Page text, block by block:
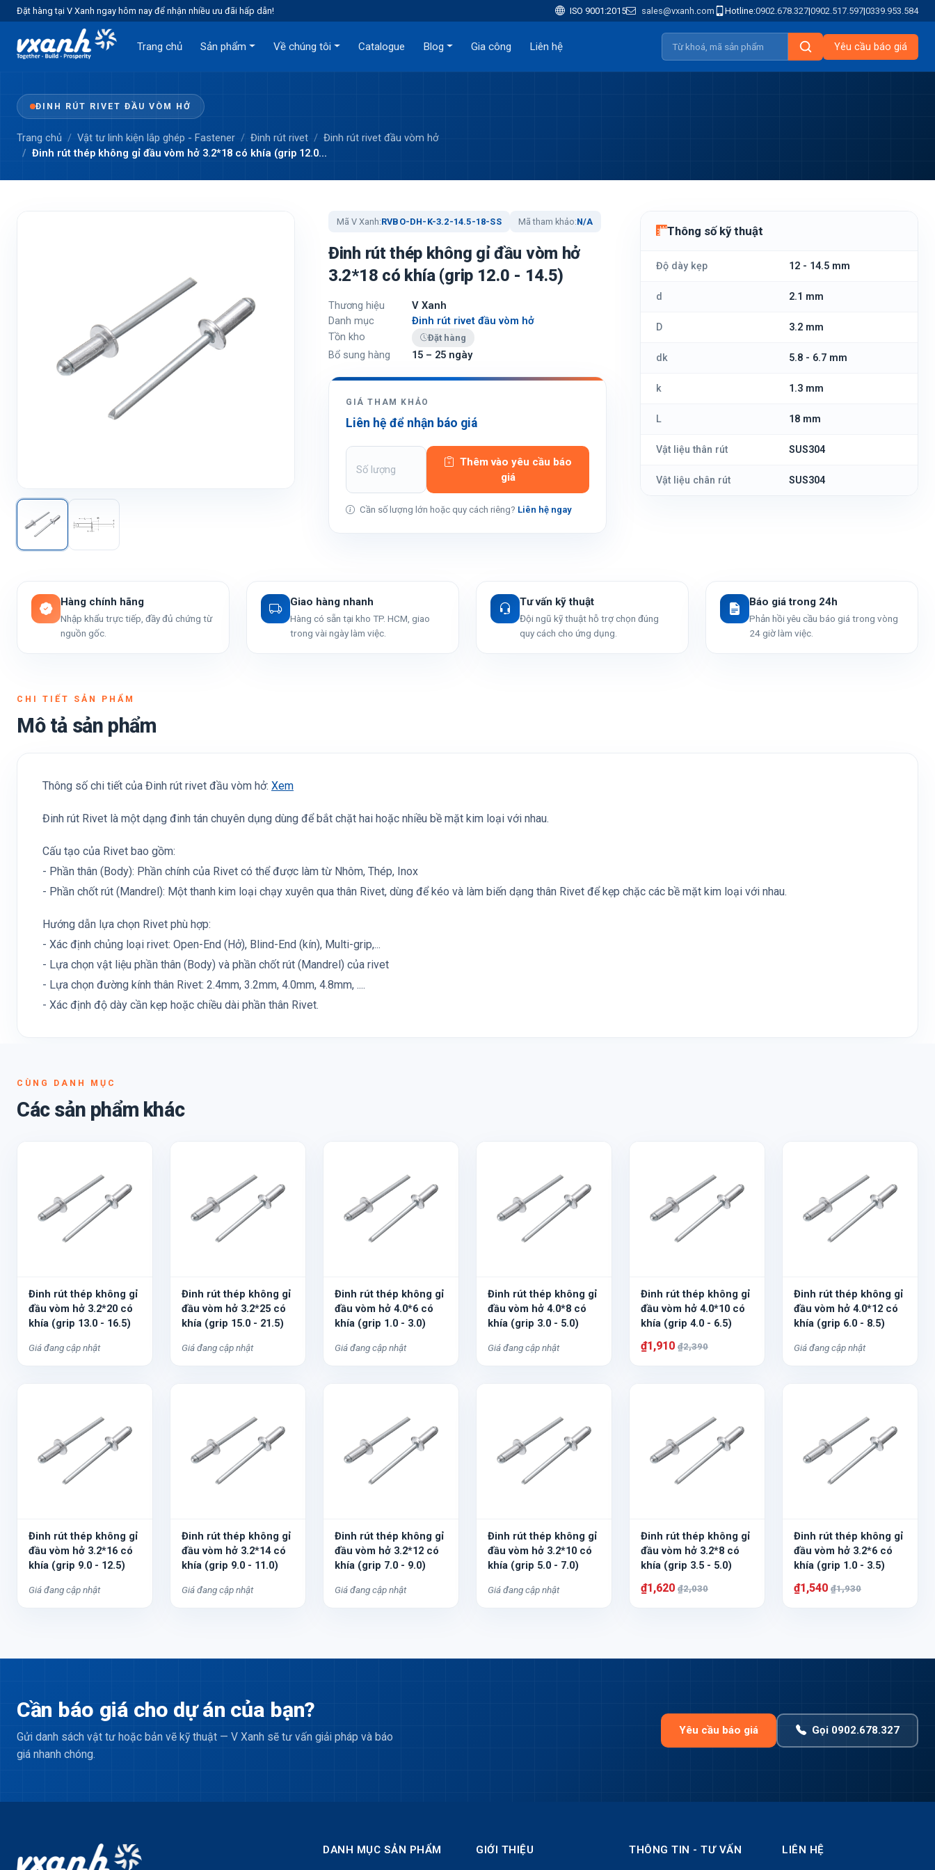
Đặt hàng tại V Xanh ngay hôm nay để nhận nhiều ưu đãi hấp dẫn! ISO 9001:2015 sales@vxanh.com Hotline:0902.678.327|0902.517.597|0339.953.584
Trang chủ Sản phẩm Về chúng tôi Catalogue Blog Gia công Liên hệ Yêu cầu báo giá
ĐINH RÚT RIVET ĐẦU VÒM HỞ
Trang chủ Vật tư linh kiện lắp ghép - Fastener Đinh rút rivet
Đinh rút rivet đầu vòm hở
Đinh rút thép không gỉ đầu vòm hở 3.2*18 có khía (grip 12.0...
Mã V Xanh:RVBO-DH-K-3.2-14.5-18-SS Mã tham khảo:N/A
Đinh rút thép không gỉ đầu vòm hở
3.2*18 có khía (grip 12.0 - 14.5)
Thương hiệu
V Xanh
Danh mục
Đinh rút rivet đầu vòm hở
Tồn kho
Đặt hàng
Bổ sung hàng 15 – 25 ngày
GIÁ THAM KHẢO
Liên hệ để nhận báo giá
Thêm vào yêu cầu báo
giá
Cần số lượng lớn hoặc quy cách riêng? Liên hệ ngay
Thông số kỹ thuật
Độ dày kẹp 12 - 14.5 mm
d 2.1 mm
D 3.2 mm
dk 5.8 - 6.7 mm
k 1.3 mm
L 18 mm
Vật liệu thân rút SUS304
Vật liệu chân rút SUS304
Hàng chính hãng
Nhập khẩu trực tiếp, đầy đủ chứng từ
nguồn gốc.
Giao hàng nhanh
Hàng có sẵn tại kho TP. HCM, giao
trong vài ngày làm việc.
Tư vấn kỹ thuật
Đội ngũ kỹ thuật hỗ trợ chọn đúng
quy cách cho ứng dụng.
Báo giá trong 24h
Phản hồi yêu cầu báo giá trong vòng
24 giờ làm việc.
CHI TIẾT SẢN PHẨM
Mô tả sản phẩm
Thông số chi tiết của Đinh rút rivet đầu vòm hở: Xem
Đinh rút Rivet là một dạng đinh tán chuyên dụng dùng để bắt chặt hai hoặc nhiều bề mặt kim loại với nhau.
Cấu tạo của Rivet bao gồm:
- Phần thân (Body): Phần chính của Rivet có thể được làm từ Nhôm, Thép, Inox
- Phần chốt rút (Mandrel): Một thanh kim loại chạy xuyên qua thân Rivet, dùng để kéo và làm biến dạng thân Rivet để kẹp chặc các bề mặt kim loại với nhau.
Hướng dẫn lựa chọn Rivet phù hợp:
- Xác định chủng loại rivet: Open-End (Hở), Blind-End (kín), Multi-grip,...
- Lựa chọn vật liệu phần thân (Body) và phần chốt rút (Mandrel) của rivet
- Lựa chọn đường kính thân Rivet: 2.4mm, 3.2mm, 4.0mm, 4.8mm, ....
- Xác định độ dày cần kẹp hoặc chiều dài phần thân Rivet.
CÙNG DANH MỤC
Các sản phẩm khác
Đinh rút thép không gỉ
đầu vòm hở 3.2*20 có
khía (grip 13.0 - 16.5)
Giá đang cập nhật
Đinh rút thép không gỉ
đầu vòm hở 3.2*25 có
khía (grip 15.0 - 21.5)
Giá đang cập nhật
Đinh rút thép không gỉ
đầu vòm hở 4.0*6 có
khía (grip 1.0 - 3.0)
Giá đang cập nhật
Đinh rút thép không gỉ
đầu vòm hở 4.0*8 có
khía (grip 3.0 - 5.0)
Giá đang cập nhật
Đinh rút thép không gỉ
đầu vòm hở 4.0*10 có
khía (grip 4.0 - 6.5)
₫1,910 ₫2,390
Đinh rút thép không gỉ
đầu vòm hở 4.0*12 có
khía (grip 6.0 - 8.5)
Giá đang cập nhật
Đinh rút thép không gỉ
đầu vòm hở 3.2*16 có
khía (grip 9.0 - 12.5)
Giá đang cập nhật
Đinh rút thép không gỉ
đầu vòm hở 3.2*14 có
khía (grip 9.0 - 11.0)
Giá đang cập nhật
Đinh rút thép không gỉ
đầu vòm hở 3.2*12 có
khía (grip 7.0 - 9.0)
Giá đang cập nhật
Đinh rút thép không gỉ
đầu vòm hở 3.2*10 có
khía (grip 5.0 - 7.0)
Giá đang cập nhật
Đinh rút thép không gỉ
đầu vòm hở 3.2*8 có
khía (grip 3.5 - 5.0)
₫1,620 ₫2,030
Đinh rút thép không gỉ
đầu vòm hở 3.2*6 có
khía (grip 1.0 - 3.5)
₫1,540 ₫1,930
Cần báo giá cho dự án của bạn?
Gửi danh sách vật tư hoặc bản vẽ kỹ thuật — V Xanh sẽ tư vấn giải pháp và báo
giá nhanh chóng.
Yêu cầu báo giá Gọi 0902.678.327
DANH MỤC SẢN PHẨM GIỚI THIỆU THÔNG TIN - TƯ VẤN LIÊN HỆ